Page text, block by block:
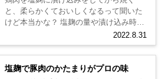
2022.8.31
と、柔らかくておいしくなるって聞いた
けど本当かな？ 塩麹の量や漬け込み時間
をどれくらいにすればおいしく作れるん
だろう？ 素材の味を生かしたシンプル...
塩麹で豚肉のかたまりがプロの味